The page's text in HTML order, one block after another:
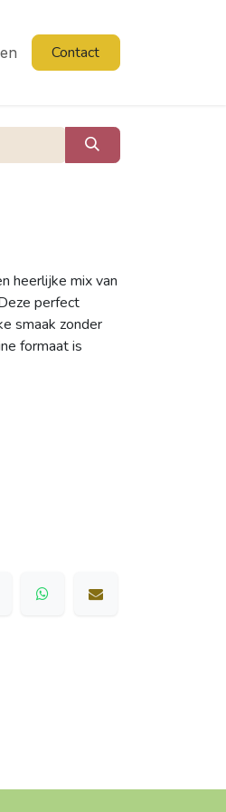
Contact
heerlijke mix van
perfect
smaak zonder
formaat is